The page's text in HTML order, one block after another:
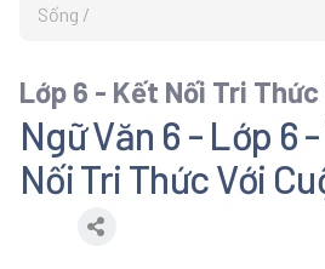
Sống
Lớp 6 - Kết Nối Tri
Ngữ Văn 6 - Lớp 6
Nối Tri Thức Với